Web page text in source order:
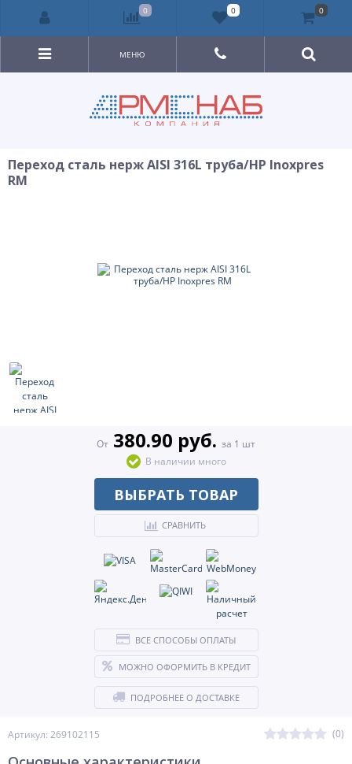
МЕНЮ
Переход сталь нерж AISI 316L труба/НР Inoxpres
RM
Артикул: 269102115 (0)
От 380.90 руб. за 1 шт
В наличии много
ВЫБРАТЬ ТОВАР
СРАВНИТЬ
ВСЕ СПОСОБЫ ОПЛАТЫ
МОЖНО ОФОРМИТЬ В КРЕДИТ
ПОДРОБНЕЕ О ДОСТАВКЕ
0 0 0